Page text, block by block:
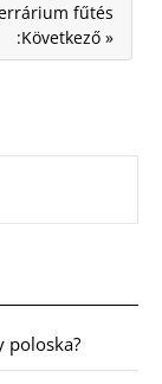
fűtés
:Következő »
poloska?